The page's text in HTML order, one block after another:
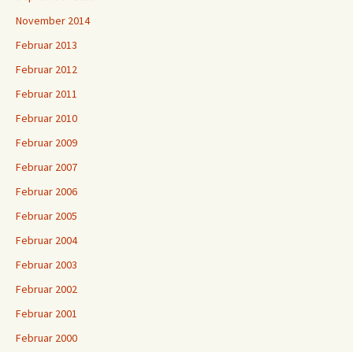
November 2014
Februar 2013
Februar 2012
Februar 2011
Februar 2010
Februar 2009
Februar 2007
Februar 2006
Februar 2005
Februar 2004
Februar 2003
Februar 2002
Februar 2001
Februar 2000